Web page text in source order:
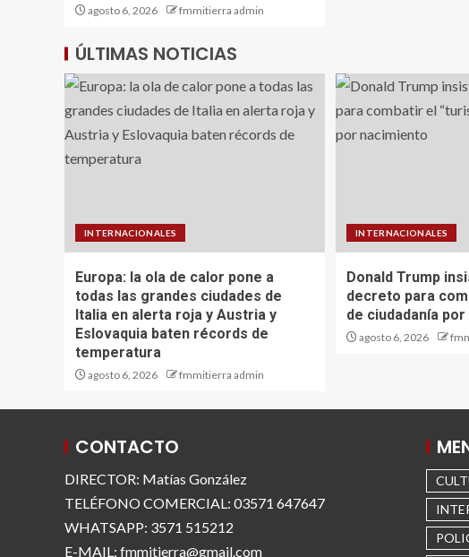
agosto 6, 2026 fmmitierra admin
ÚLTIMAS NOTICIAS
INTERNACIONALES
Europa: la ola de calor pone a
todas las grandes ciudades de
Italia en alerta roja y Austria y
Eslovaquia baten récords de
temperatura
agosto 6, 2026 fmmitierra admin
INTERNACIONALES
Donald Trump
decreto para
de ciudadanía
agosto 6, 2026
CONTACTO
DIRECTOR: Matías González
TELÉFONO COMERCIAL: 03571 647647
WHATSAPP: 3571 515212
E-MAIL: fmmitierra@gmail.com